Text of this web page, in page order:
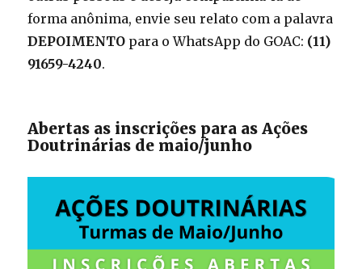
forma anônima, envie seu relato com a palavra
DEPOIMENTO para o WhatsApp do GOAC: (11)
91659-4240.
Abertas as inscrições para as Ações
Doutrinárias de maio/junho